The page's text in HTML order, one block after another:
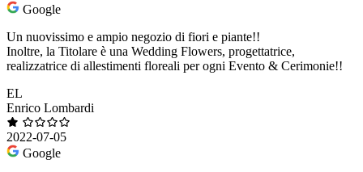
Google
Un nuovissimo e ampio negozio di fiori e piante!!
Inoltre, la Titolare è una Wedding Flowers, progettatrice,
realizzatrice di allestimenti floreali per ogni Evento & Cerimonie!!
EL
Enrico Lombardi
2022-07-05
Google